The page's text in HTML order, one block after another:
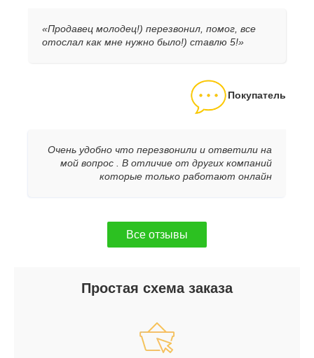
«Продавец молодец!) перезвонил, помог, все
отослал как мне нужно было!) ставлю 5!»
Покупатель
Очень удобно что перезвонили и ответили на
мой вопрос . В отличие от других компаний
которые только работают онлайн
Все отзывы
Простая схема заказа